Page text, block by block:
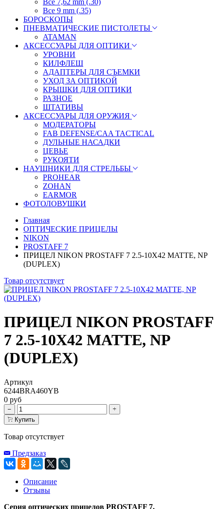
Все 7,62 mm (.30)
Все 9 mm (.35)
БОРОСКОПЫ
ПНЕВМАТИЧЕСКИЕ ПИСТОЛЕТЫ
ATAMAN
АКСЕССУАРЫ ДЛЯ ОПТИКИ
УРОВНИ
КИЛФЛЕШ
АДАПТЕРЫ ДЛЯ СЪЕМКИ
УХОД ЗА ОПТИКОЙ
КРЫШКИ ДЛЯ ОПТИКИ
РАЗНОЕ
ШТАТИВЫ
АКСЕССУАРЫ ДЛЯ ОРУЖИЯ
МОДЕРАТОРЫ
FAB DEFENSE/CAA TACTICAL
ДУЛЬНЫЕ НАСАДКИ
ЦЕВЬЕ
РУКОЯТИ
НАУШНИКИ ДЛЯ СТРЕЛЬБЫ
PROHEAR
ZOHAN
EARMOR
ФОТОЛОВУШКИ
Главная
ОПТИЧЕСКИЕ ПРИЦЕЛЫ
NIKON
PROSTAFF 7
ПРИЦЕЛ NIKON PROSTAFF 7 2.5-10X42 MATTE, NP
(DUPLEX)
Товар отсутствует
ПРИЦЕЛ NIKON PROSTAFF
7 2.5-10X42 MATTE, NP
(DUPLEX)
Артикул
6244BRA460YB
0 руб
Купить
Товар отсутствует
Предзаказ
Описание
Отзывы
Серия оптических прицелов PROSTAFF 7.